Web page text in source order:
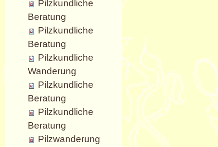
Pilzkundliche
Beratung
Pilzkundliche
Beratung
Pilzkundliche
Wanderung
Pilzkundliche
Beratung
Pilzkundliche
Beratung
Pilzwanderung